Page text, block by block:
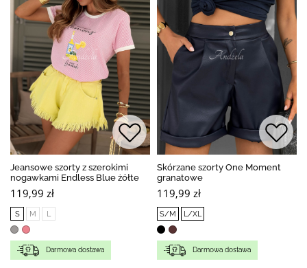
Jeansowe szorty z szerokimi
nogawkami Endless Blue żółte
119,99 zł
S M L
Darmowa dostawa
Skórzane szorty One Moment
granatowe
119,99 zł
S/M L/XL
Darmowa dostawa